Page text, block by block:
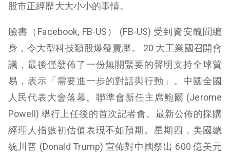
股市正經歷大大小小的事情。
臉書（Facebook, FB-US） (FB-US) 受到資安醜聞纏
身，令大型科技類股爆發賣壓。 20 大工業國召開會
議，最後僅發佈了一份無關緊要的聲明支持全球貿
易，表示「需要進一步的對話與行動」。中國全國
人民代表大會落幕。聯準會新任主席鮑爾 (Jerome
Powell) 舉行上任後的首次記者會。最新公佈的採購
經理人指數初估值表現不如預期。星期四，美國總
統川普 (Donald Trump) 宣佈對中國祭出 600 億美元